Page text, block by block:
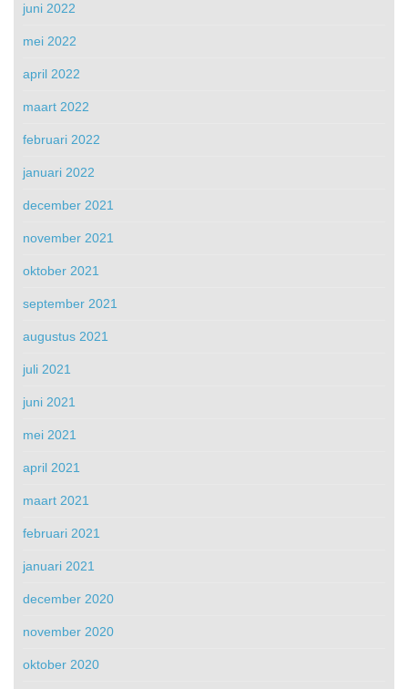
juni 2022
mei 2022
april 2022
maart 2022
februari 2022
januari 2022
december 2021
november 2021
oktober 2021
september 2021
augustus 2021
juli 2021
juni 2021
mei 2021
april 2021
maart 2021
februari 2021
januari 2021
december 2020
november 2020
oktober 2020